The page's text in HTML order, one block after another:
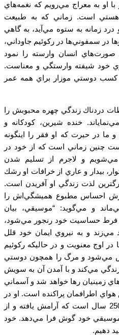
او به معراج مي‌رويم كه نغمه‌هاي
هستي است. زماني كه به طبيعت
زمانه به ستوه مي‌آيد، به گاهي
در سمفوني‌ها در ركوئيم جاوداني،
صورت‌هاي انسان وارسته را نمود
خود شيفته وارستگي و معناست.
كسب دوستي موزار براي همه عمر
دردناك زندگي چهره محبوبش را
خنده شيرين، كودكانه و
ما در حيرت كه او فقر را اينگونه
چنين زماني است كه از خود در
مي‌شويم و لاجرم از تسليم شدن
بيدار و عاري از خرافات او رشك
لذت زندگي او آفريدن است.
احساس مطبوع هميشگي‌اش را
و مي‌گويد: “موسيقي، بيان
فرط حساسيت خود رنجور مي‌شود،
مي‌زند و به نيروي ايمان خود قلل
اوج معنويت و در حاليكه ركوئيم
مي‌شود و مرگ را همچون دوستي
مي‌كند و با آمدن آن به سويش
زمينيان رها خواهد شد و آسماني
اطرافمان پراكنده است‌. او در
دم و بازدم نفس‌هاي موسيقي‌، 250 سال است كه آرامش يافته و از
موسيقي خود گوش فرا مي‌دهد. خود
دهيم.